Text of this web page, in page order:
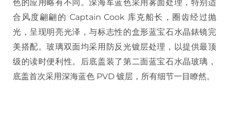
色的应用略有不同。深海军蓝色采用雾面处理，特别适
合风度翩翩的 Captain Cook 库克船长，圈齿经过抛
光，呈现明亮光泽，与标志性的盒形蓝宝石水晶錶镜完
美搭配。玻璃双面均采用防反光镀层处理，以提供最顶
级的读时便利性。后底盖装了第二面蓝宝石水晶玻璃，
底盖首次采用深海蓝色 PVD 镀层，所有细节一目瞭然。